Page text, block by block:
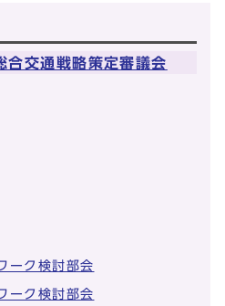
合交通戦略策定審議会
ーク検討部会
ーク検討部会